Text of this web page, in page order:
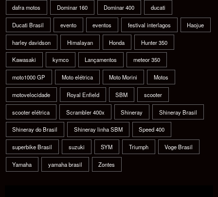
dafra motos Dominar 160 Dominar 400 ducati
Ducati Brasil evento eventos festival interlagos Haojue
harley davidson Himalayan Honda Hunter 350
Kawasaki kymco Lançamentos meteor 350
moto1000 GP Moto elétrica Moto Morini Motos
motovelocidade Royal Enfield SBM scooter
scooter elétrica Scrambler 400x Shineray Shineray Brasil
Shineray do Brasil Shineray linha SBM Speed 400
superbike Brasil suzuki SYM Triumph Voge Brasil
Yamaha yamaha brasil Zontes